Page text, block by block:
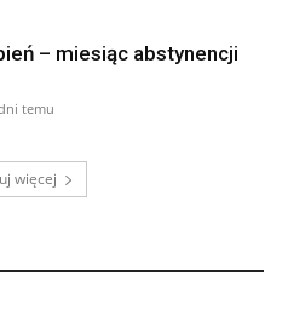
– miesiąc abstynencji
temu
więcej